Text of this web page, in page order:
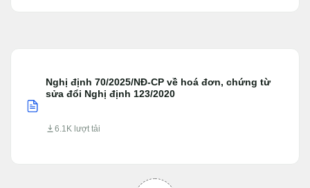
Nghị định 70/2025/NĐ-CP về hoá đơn, chứng từ
sửa đổi Nghị định 123/2020
6.1K lượt tải